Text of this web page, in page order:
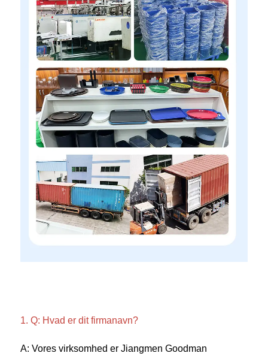
1. Q: Hvad er dit firmanavn?
A: Vores virksomhed er Jiangmen Goodman